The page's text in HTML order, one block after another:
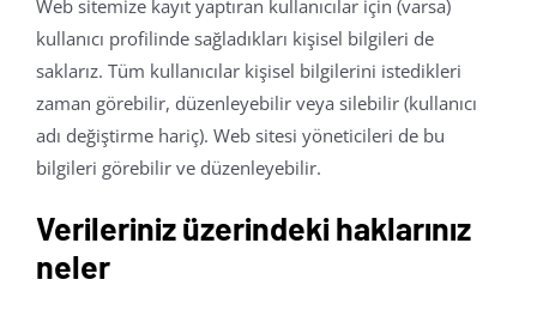
Web sitemize kayıt yaptıran kullanıcılar için (varsa)
kullanıcı profilinde sağladıkları kişisel bilgileri de
saklarız. Tüm kullanıcılar kişisel bilgilerini istedikleri
zaman görebilir, düzenleyebilir veya silebilir (kullanıcı
adı değiştirme hariç). Web sitesi yöneticileri de bu
bilgileri görebilir ve düzenleyebilir.
Verileriniz üzerindeki haklarınız
neler